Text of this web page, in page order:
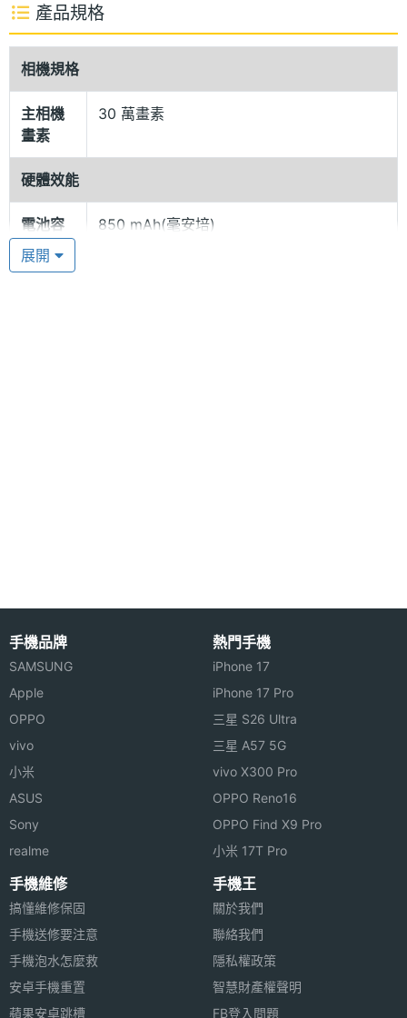
USB 隨身碟
※本文為 SOGI 手機王版權所有，未經授權不得轉載使用※
產品規格
相機規格
主相機
畫素
30 萬畫素
硬體效能
電池容
量
850 mAh(毫安培)
展開
手機品牌
SAMSUNG
Apple
OPPO
vivo
小米
ASUS
Sony
realme
熱門手機
iPhone 17
iPhone 17 Pro
三星 S26 Ultra
三星 A57 5G
vivo X300 Pro
OPPO Reno16
OPPO Find X9 Pro
小米 17T Pro
手機維修
搞懂維修保固
手機送修要注意
手機泡水怎麼救
安卓手機重置
蘋果安卓跳槽
手機王
關於我們
聯絡我們
隱私權政策
智慧財產權聲明
FB登入問題